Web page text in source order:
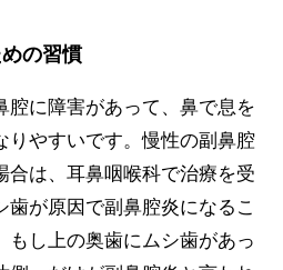
の習慣
腔に障害があって、鼻で息を
りやすいです。慢性の副鼻腔
合は、耳鼻咽喉科で治療を受
が原因で副鼻腔炎になるこ
もし上の奥歯にムシ歯があっ